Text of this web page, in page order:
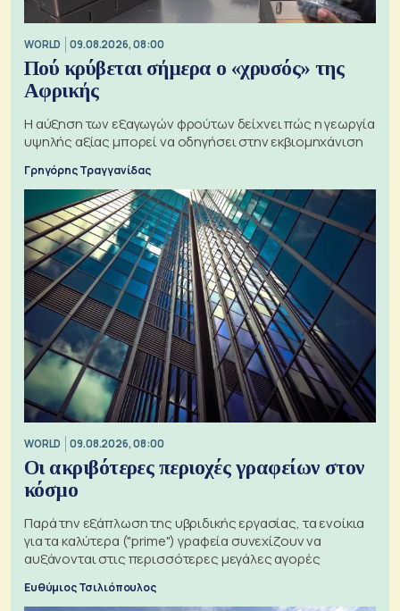
WORLD 09.08.2026, 08:00
Πού κρύβεται σήμερα ο «χρυσός» της
Αφρικής
Η αύξηση των εξαγωγών φρούτων δείχνει πώς η γεωργία
υψηλής αξίας μπορεί να οδηγήσει στην εκβιομηχάνιση
Γρηγόρης Τραγγανίδας
WORLD 09.08.2026, 08:00
Οι ακριβότερες περιοχές γραφείων στον
κόσμο
Παρά την εξάπλωση της υβριδικής εργασίας, τα ενοίκια
για τα καλύτερα ("prime") γραφεία συνεχίζουν να
αυξάνονται στις περισσότερες μεγάλες αγορές
Ευθύμιος Τσιλιόπουλος